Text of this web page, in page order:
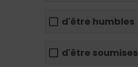
d'être humbles
d'être soumises